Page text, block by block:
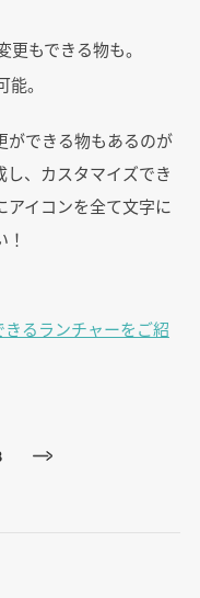
もできる物も。
。
ができる物もあるのが
、カスタマイズでき
アイコンを全て文字に
るランチャーをご紹